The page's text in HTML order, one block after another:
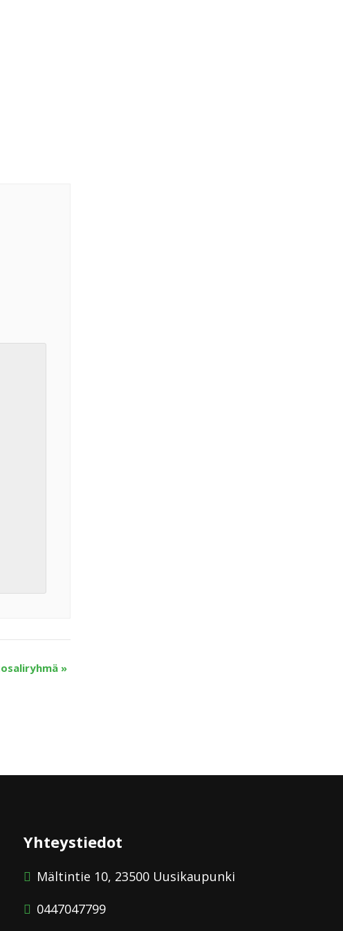
»
Yhteystiedot
Mältintie 10, 23500 Uusikaupunki
0447047799